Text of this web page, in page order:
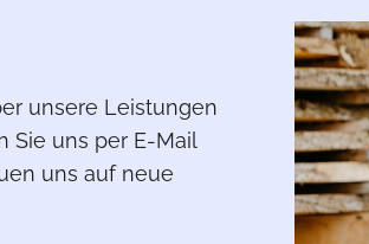
unsere Leistungen
Sie uns per E-Mail
uns auf neue